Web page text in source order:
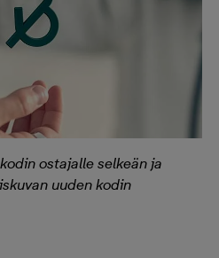
ostajalle selkeän ja
uuden kodin